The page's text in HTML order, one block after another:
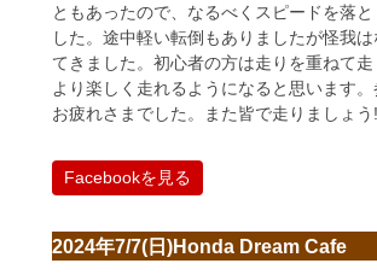
ともあったので、なるべくスピードを落と
した。途中軽い転倒もありましたが怪我
てきました。初心者の方は走りを重ねて走
より楽しく走れるようになると思います
お疲れさまでした。また皆で走りましょう
Facebookを見る
2024年7/7(日)Honda Dream Cafe